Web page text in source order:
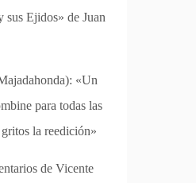
sus Ejidos» de Juan
«Un
para todas las
la reedición»
de Vicente